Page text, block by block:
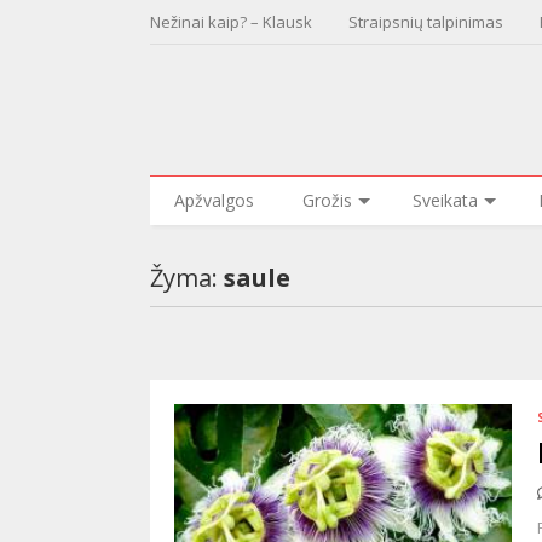
Nežinai kaip? – Klausk Straipsnių talpinimas
Apžvalgos Grožis Sveikata
Žyma:saule